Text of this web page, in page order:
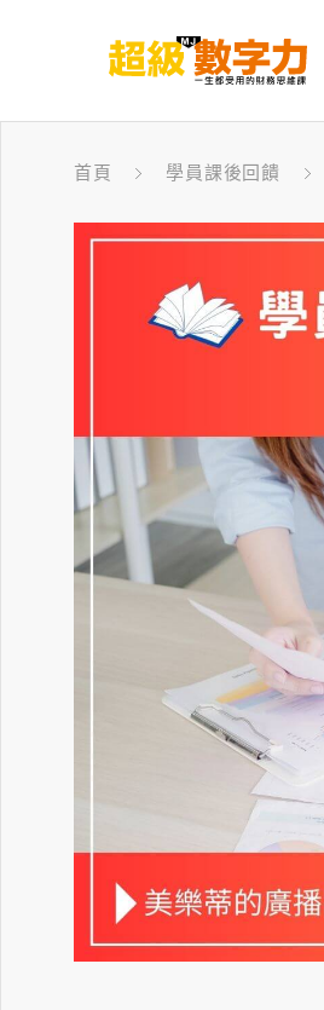
首頁 學員課後回饋